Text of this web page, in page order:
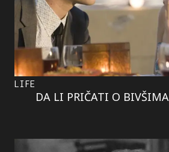
LIFE
DA LI PRIČATI O